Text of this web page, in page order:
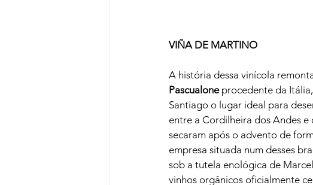
VIÑA DE MARTINO
A história dessa vinícola
Pascualone procedente da
Santiago o lugar ideal para
entre a Cordilheira dos Andes
secaram após o advento de
empresa situada num desses
sob a tutela enológica de
vinhos orgânicos oficialmente